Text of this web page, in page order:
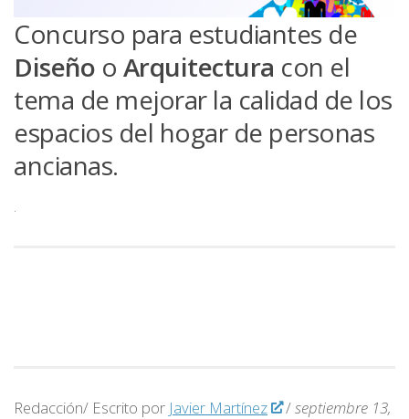
Concurso para estudiantes de
Diseño o Arquitectura con el
tema de mejorar la calidad de los
espacios del hogar de personas
ancianas.
.
Redacción/ Escrito por Javier Martínez /septiembre 13,